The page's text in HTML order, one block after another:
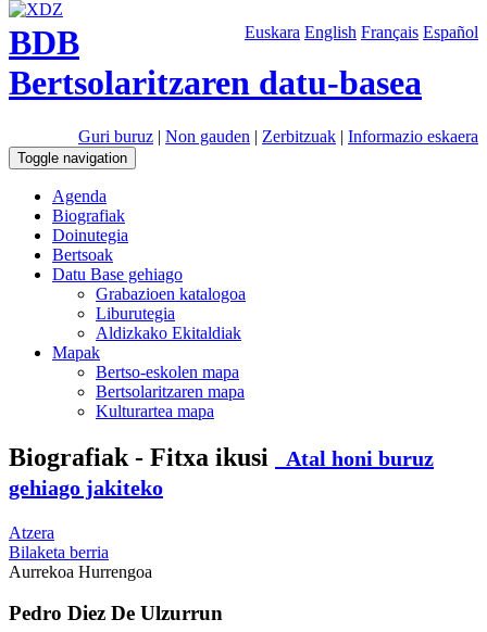
Euskara English Français Español
BDB
Bertsolaritzaren datu-basea
Guri buruz | Non gauden | Zerbitzuak | Informazio eskaera
Toggle navigation
Agenda
Biografiak
Doinutegia
Bertsoak
Datu Base gehiago
Grabazioen katalogoa
Liburutegia
Aldizkako Ekitaldiak
Mapak
Bertso-eskolen mapa
Bertsolaritzaren mapa
Kulturartea mapa
Biografiak - Fitxa ikusi
Atal honi buruz
gehiago jakiteko
Atzera
Bilaketa berria
Aurrekoa Hurrengoa
Pedro Diez De Ulzurrun